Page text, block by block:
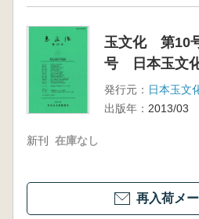
玉文化 第10
号 日本玉文
発行元： 日本玉文
出版年： 2013/03
新刊 在庫なし
再入荷メ